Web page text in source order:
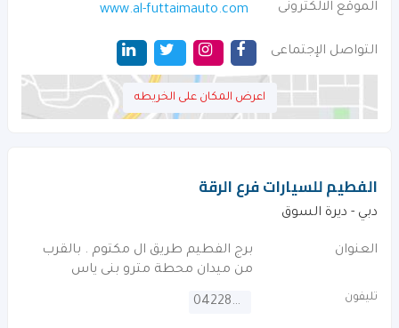
الموقع الالكترونى www.al-futtaimauto.com
التواصل الإجتماعى
اعرض المكان على الخريطه
الفطيم للسيارات فرع الرقة
دبي - ديرة السوق
العنوان
برج الفطيم طريق ال مكتوم . بالقرب
من ميدان محطة مترو بنى ياس
تليفون 042288443